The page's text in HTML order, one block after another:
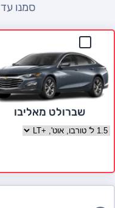
סמנו עד 4 דגמים להשוואה
שברולט מאליבו
בחר גרסה שברולט מאליבו